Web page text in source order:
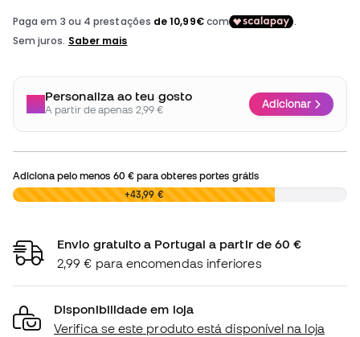
Personaliza ao teu gosto
A partir de apenas 2,99 € Adicionar
Adiciona pelo menos 60 €para obteres portes grátis
0,00 € +43,99 €
Envio gratuito a Portugal a partir de 60 €
2,99 € para encomendas inferiores
Disponibilidade em loja
Verifica se este produto está disponível na loja